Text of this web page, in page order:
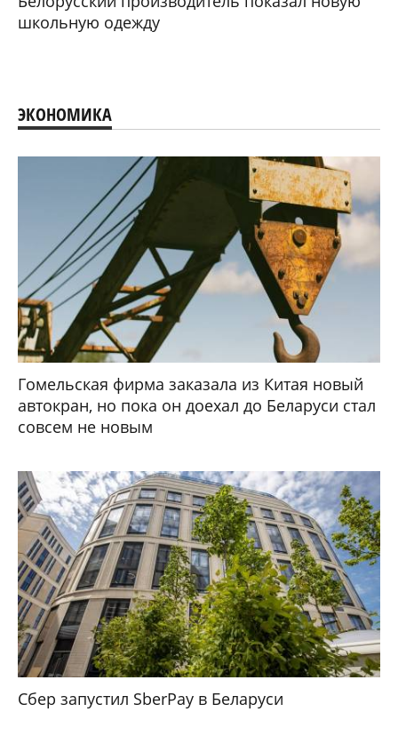
школьную одежду
ЭКОНОМИКА
Гомельская фирма заказала из Китая новый
автокран, но пока он доехал до Беларуси стал
совсем не новым
Сбер запустил SberPay в Беларуси